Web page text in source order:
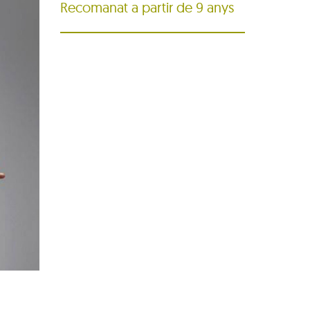
Recomanat a partir de 9 anys